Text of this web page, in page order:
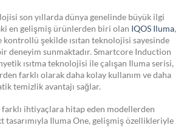
son yıllarda dünya genelinde büyük ilgi
en gelişmiş ürünlerden biri olan IQOS Iluma,
şekilde ısıtan teknolojisi sayesinde
deneyim sunmaktadır. Smartcore Induction
ısıtma teknolojisi ile çalışan Iluma serisi,
farklı olarak daha kolay kullanım ve daha
temizlik avantajı sağlar.
farklı ihtiyaçlara hitap eden modellerden
tasarımıyla Iluma One, gelişmiş özellikleriyle